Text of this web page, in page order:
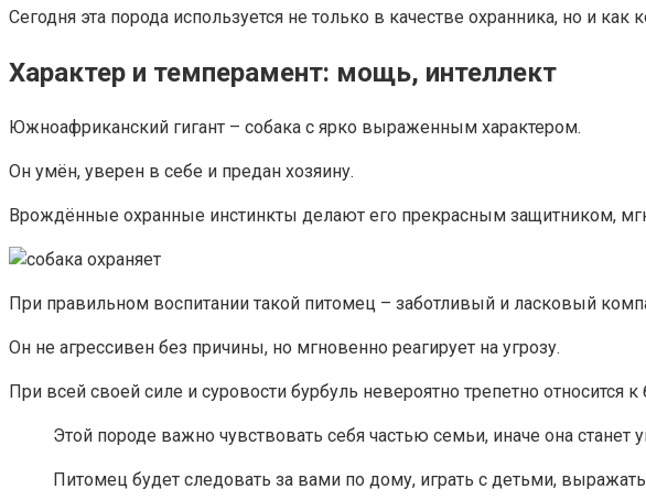
Сегодня эта порода используется не только в качестве охранника, но и
Характер и темперамент: мощь, интеллект
Южноафриканский гигант – собака с ярко выраженным характером.
Он умён, уверен в себе и предан хозяину.
Врождённые охранные инстинкты делают его прекрасным защитником,
При правильном воспитании такой питомец – заботливый и ласковый
Он не агрессивен без причины, но мгновенно реагирует на угрозу.
При всей своей силе и суровости бурбуль невероятно трепетно относится к
Этой породе важно чувствовать себя частью семьи, иначе она станет
Питомец будет следовать за вами по дому, играть с детьми,